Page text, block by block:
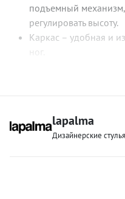
подъемный
регулировать высоту.
Каркас – удобная и
ног.
Она украсит любой
оформления
lapalma
Дизайнерские